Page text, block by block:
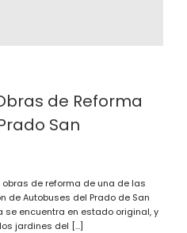
de Reforma
San
de reforma de una de las
de Autobuses del Prado de San
se encuentra en estado original, y
jardines del […]